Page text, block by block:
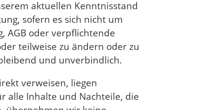
aktuellen Kenntnisstand
sofern es sich nicht um
AGB oder verpflichtende
teilweise zu ändern oder zu
und unverbindlich.
verweisen, liegen
alle Inhalte und Nachteile, die